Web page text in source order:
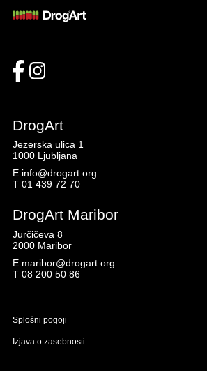
DrogArt
Jezerska ulica 1
1000 Ljubljana
E info@drogart.org
T 01 439 72 70
DrogArt Maribor
Jurčičeva 8
2000 Maribor
E maribor@drogart.org
T 08 200 50 86
Splošni pogoji
Izjava o zasebnosti